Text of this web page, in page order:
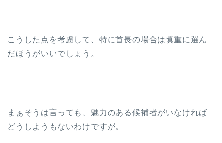
こうした点を考慮して、特に首長の場合は慎重に選ん
だほうがいいでしょう。
まぁそうは言っても、魅力のある候補者がいなければ
どうしようもないわけですが。